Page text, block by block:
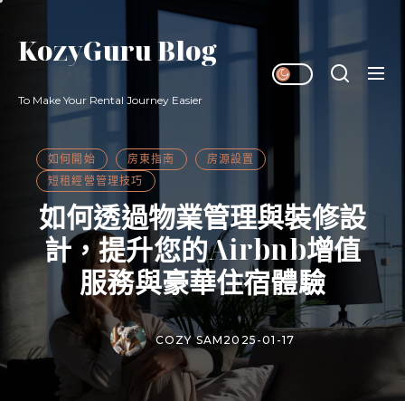
the
如何開始 房東指南
房源設置
短租經營管理技巧
如何透過物業管理與裝修設
計，提升您的Airbnb增值
服務與豪華住宿體驗
COZY SAM 2025-01-17
KozyGuru Blog
To Make Your Rental Journey Easier